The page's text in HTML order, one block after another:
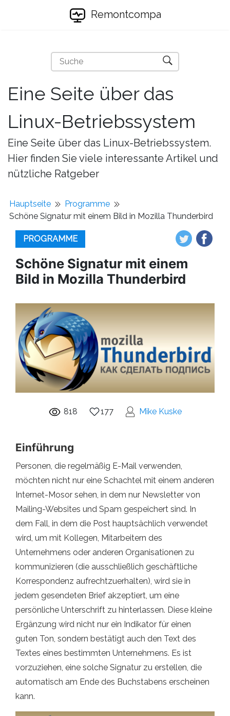
Remontcompa
Eine Seite über das
Linux-Betriebssystem
Eine Seite über das Linux-Betriebssystem.
Hier finden Sie viele interessante Artikel und
nützliche Ratgeber
Hauptseite
Programme
Schöne Signatur mit einem Bild in Mozilla Thunderbird
PROGRAMME
Schöne Signatur mit einem
Bild in Mozilla Thunderbird
818 177 Mike Kuske
Einführung
Personen, die regelmäßig E-Mail verwenden,
möchten nicht nur eine Schachtel mit einem anderen
Internet-Mosor sehen, in dem nur Newsletter von
Mailing-Websites und Spam gespeichert sind. In
dem Fall, in dem die Post hauptsächlich verwendet
wird, um mit Kollegen, Mitarbeitern des
Unternehmens oder anderen Organisationen zu
kommunizieren (die ausschließlich geschäftliche
Korrespondenz aufrechtzuerhalten), wird sie in
jedem gesendeten Brief akzeptiert, um eine
persönliche Unterschrift zu hinterlassen. Diese kleine
Ergänzung wird nicht nur ein Indikator für einen
guten Ton, sondern bestätigt auch den Text des
Textes eines bestimmten Unternehmens. Es ist
vorzuziehen, eine solche Signatur zu erstellen, die
automatisch am Ende des Buchstabens erscheinen
kann.